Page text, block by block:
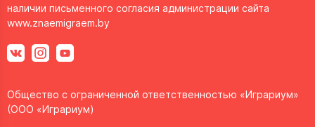
наличии письменного согласия администрации сайта
www.znaemigraem.by
Общество с ограниченной ответственностью «Играриум»
(ООО «Играриум)